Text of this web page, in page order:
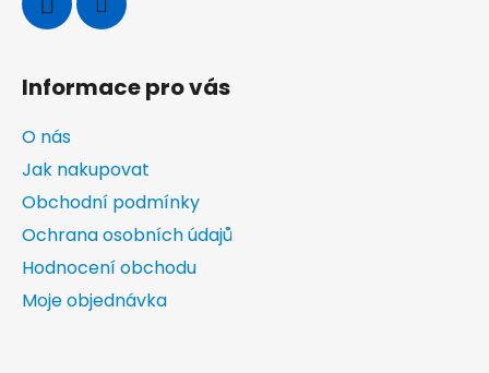
Informace pro vás
O nás
Jak nakupovat
Obchodní podmínky
Ochrana osobních údajů
Hodnocení obchodu
Moje objednávka